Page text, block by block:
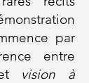
par
entre
vision à